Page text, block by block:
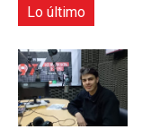
Lo último